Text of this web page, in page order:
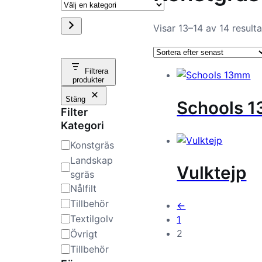
V
n
k
a
t
e
g
Filtrera
produkter
Stäng
Filter
Kategori
K
t
e
g
o
r
i
Konstgräs
Landskap
sgräs
Nålfilt
Tillbehör
Textilgolv
Övrigt
Tillbehör
Visar 13–14 av 14
Schools
Vulktejp
←
1
2